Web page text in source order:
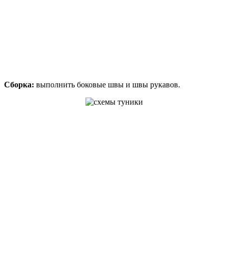
Сборка: выполнить боковые швы и швы рукавов.